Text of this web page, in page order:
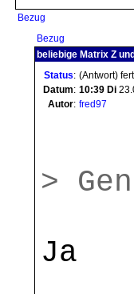
Bezug
Bezug
beliebige Matrix Z
Status: (Antwort)
Datum: 10:39 Di
Autor: fred97
>
Ja